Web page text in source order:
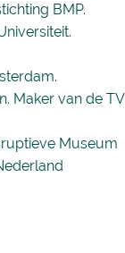
BMP.
Maker van de TV
Museum